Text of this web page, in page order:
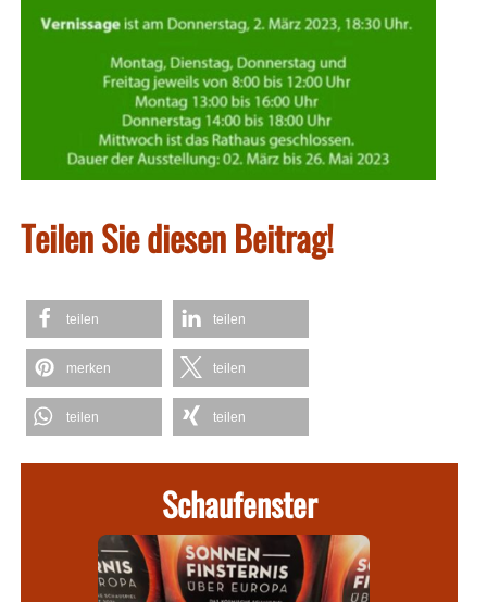
Teilen Sie diesen Beitrag!
teilen teilen
merken teilen
teilen teilen
Schaufenster